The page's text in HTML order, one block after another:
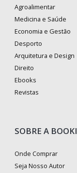
Agroalimentar
Medicina e Saúde
Economia e Gestão
Desporto
Arquitetura e Design
Direito
Ebooks
Revistas
SOBRE A BOOKI
Onde Comprar
Seja Nosso Autor